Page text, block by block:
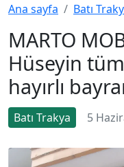
Ana sayfa Batı
MARTO
Hüseyin
hayırlı
Batı Trakya 5